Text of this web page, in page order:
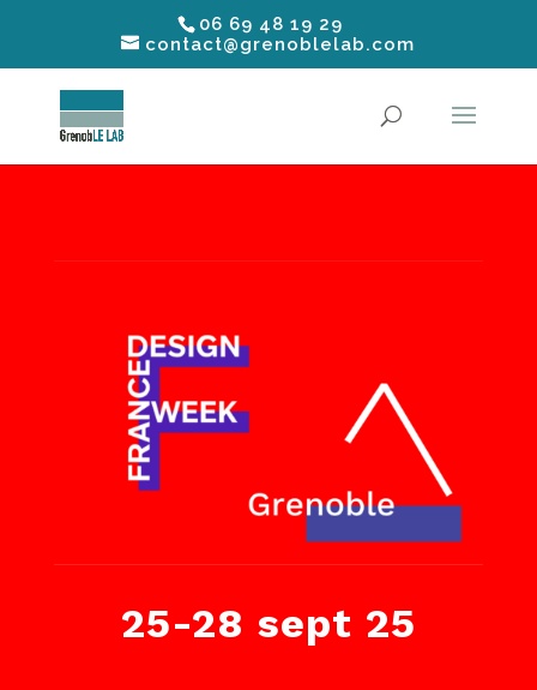
06 69 48 19 29
contact@grenoblelab.com
25-28 sept 25